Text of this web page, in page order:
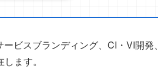
ビスブランディング、CI・VI開発、
ます。